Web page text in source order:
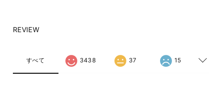
REVIEW
すべて 3438 37 15